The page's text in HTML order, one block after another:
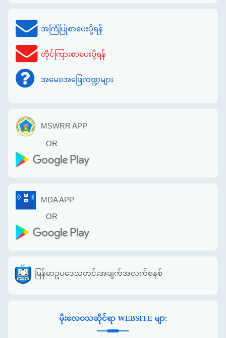
အကြံပြုစာပေးပို့ရန်
တိုင်ကြားစာပေးပို့ရန်
အမေး၊အဖြေကဏ္ဍများ
MSWRR APP
OR
MDA APP
OR
မြန်မာဥပဒေသတင်းအချက်အလက်စနစ်
မိုးလေဝသဆိုင်ရာ WEBSITE မျာ: